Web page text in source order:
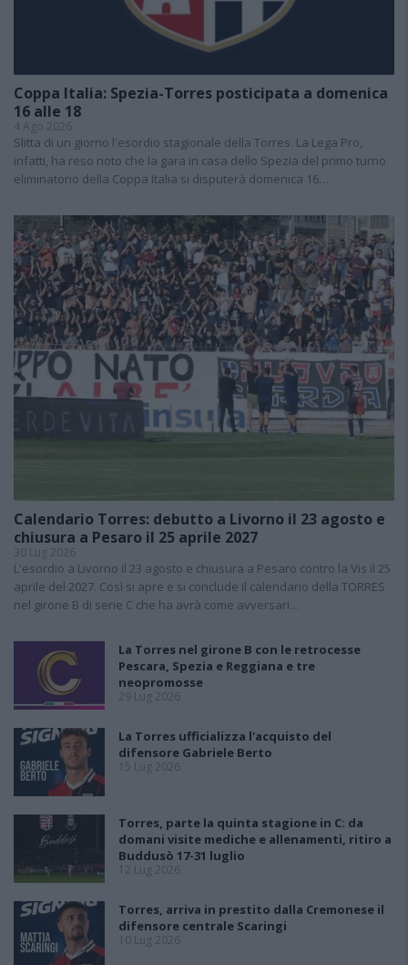
Coppa Italia: Spezia-Torres posticipata a domenica
16 alle 18
4 Ago 2026
Slitta di un giorno l'esordio stagionale della Torres. La Lega Pro,
infatti, ha reso noto che la gara in casa dello Spezia del primo turno
eliminatorio della Coppa Italia si disputerà domenica 16…
Calendario Torres: debutto a Livorno il 23 agosto e
chiusura a Pesaro il 25 aprile 2027
30 Lug 2026
L'esordio a Livorno il 23 agosto e chiusura a Pesaro contro la Vis il 25
aprile del 2027. Così si apre e si conclude il calendario della TORRES
nel girone B di serie C che ha avrà come avversari…
La Torres nel girone B con le retrocesse
Pescara, Spezia e Reggiana e tre
neopromosse
29 Lug 2026
La Torres ufficializza l'acquisto del
difensore Gabriele Berto
15 Lug 2026
Torres, parte la quinta stagione in C: da
domani visite mediche e allenamenti, ritiro a
Buddusò 17-31 luglio
12 Lug 2026
Torres, arriva in prestito dalla Cremonese il
difensore centrale Scaringi
10 Lug 2026